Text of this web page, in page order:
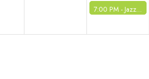
7:00 PM -Jazz en Bièvre - Concert